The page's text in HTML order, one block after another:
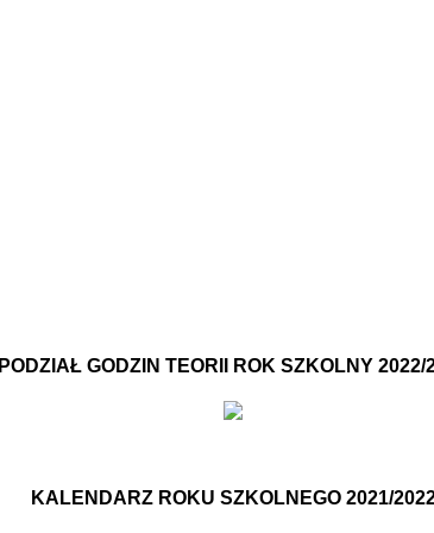
PODZIAŁ GODZIN TEORII ROK SZKOLNY 2022/
KALENDARZ ROKU SZKOLNEGO 2021/